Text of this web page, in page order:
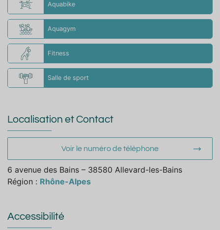
Aquabike
Aquagym
Fitness
Salle de sport
Localisation et Contact
Voir le numéro de téléphone
6 avenue des Bains – 38580 Allevard-les-Bains
Région : Rhône-Alpes
Accessibilité